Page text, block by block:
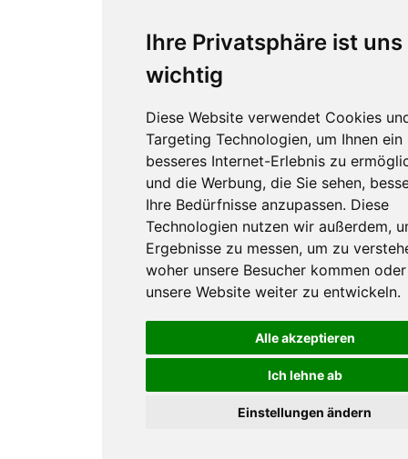
Ihre Privatsphäre ist uns
wichtig
Diese Website verwendet Cookies
Targeting Technologien, um Ihnen ein
besseres Internet-Erlebnis zu
und die Werbung, die Sie sehen,
Ihre Bedürfnisse anzupassen. Diese
Technologien nutzen wir außerdem,
Ergebnisse zu messen, um zu
woher unsere Besucher kommen
unsere Website weiter zu entwickeln.
Alle akzeptieren
Ich lehne ab
Einstellungen ändern